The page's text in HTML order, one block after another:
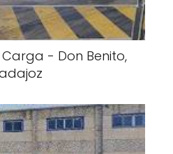
- Don Benito,